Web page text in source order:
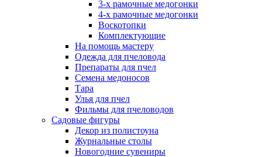
3-х рамочные медогонки
4-х рамочные медогонки
Воскотопки
Комплектующие
На помощь мастеру
Одежда для пчеловода
Препараты для пчел
Семена медоносов
Тара
Улья для пчел
Фильмы для пчеловодов
Садовые фигуры
Декор из полистоуна
Журнальные столы
Новогодние сувениры